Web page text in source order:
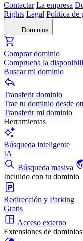
Contactar La empresa
Rights Legal Política de
Dominios
Comprar dominio
Comprueba la
Buscar mi dominio
Transferir dominio
Trae tu dominio desde
Transferir mi dominio
Herramientas
Búsqueda inteligente
IA
Búsqueda masiva
Incluido con tu dominio
Redirección y Parking
Gratis
Acceso externo
Extensiones de dominios